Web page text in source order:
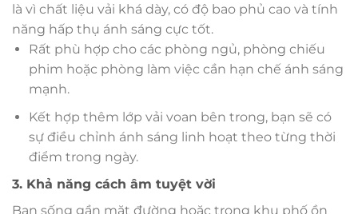
là vì chất liệu vải khá dày, có độ bao phủ cao và tính
năng hấp thụ ánh sáng cực tốt.
Rất phù hợp cho các phòng ngủ, phòng chiếu
phim hoặc phòng làm việc cần hạn chế ánh sáng
mạnh.
Kết hợp thêm lớp vải voan bên trong, bạn sẽ có
sự điều chỉnh ánh sáng linh hoạt theo từng thời
điểm trong ngày.
3. Khả năng cách âm tuyệt vời
Bạn sống gần mặt đường hoặc trong khu phố ồn